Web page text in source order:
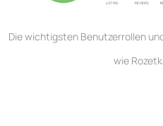
Die wichtigsten Benutzerrollen
wie